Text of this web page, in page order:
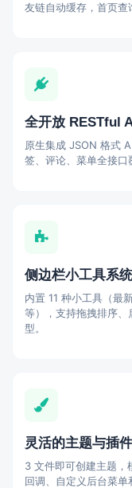
友链自动缓存，首页查
全开放 RESTful
原生集成 JSON 格式
签、评论、菜单全接口
侧边栏小工具系统
内置 11 种小工具（最
等），支持拖拽排序
型。
灵活的主题与插件
3 文件即可创建主题，
回调、自定义后台菜单